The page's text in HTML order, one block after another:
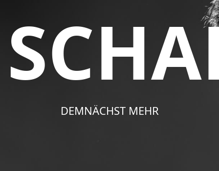
DEMNÄCHST MEHR